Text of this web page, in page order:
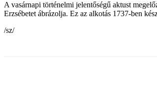
A vasárnapi történelmi jelentőségű aktust
Erzsébetet ábrázolja. Ez az alkotás 1737-ben
/sz/